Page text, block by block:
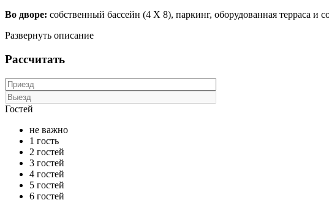
Во дворе: собственный бассейн (4 X 8), паркинг, оборудованная терраса и
Развернуть описание
Рассчитать
Гостей
не важно
1 гость
2 гостей
3 гостей
4 гостей
5 гостей
6 гостей